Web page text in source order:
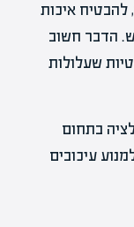
להבטיח איכות
הדבר חשוב
שעלולות
בתחום
עיכובים